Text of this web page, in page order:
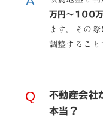
万円〜100万
ます。その
調整すること
不動産会社
本当？